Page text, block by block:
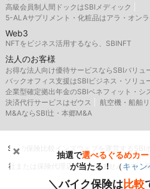
高級会員制人間ドックはSBIメディック
5-ALAサプリメント・化粧品はアラ・オン
Web3
NFTをビジネス活用するなら、SBINFT
法人のお客様
お得な法人向け優待サービスならSBIバリュ
バックオフィス支援はSBIビジネス・ソリュ
企業型確定拠出年金のSBIベネフィット・シ
決済代行サービスはゼウス
航空機・船舶
M&AならSBI辻・本郷M&A
SBIの保険比較インズウェブを運営するSBI
社または保険代理店ではありませんので、
行いません
抽選で選べるぐるめカ
が当たる！
（キャ
＼バイク保険は比較